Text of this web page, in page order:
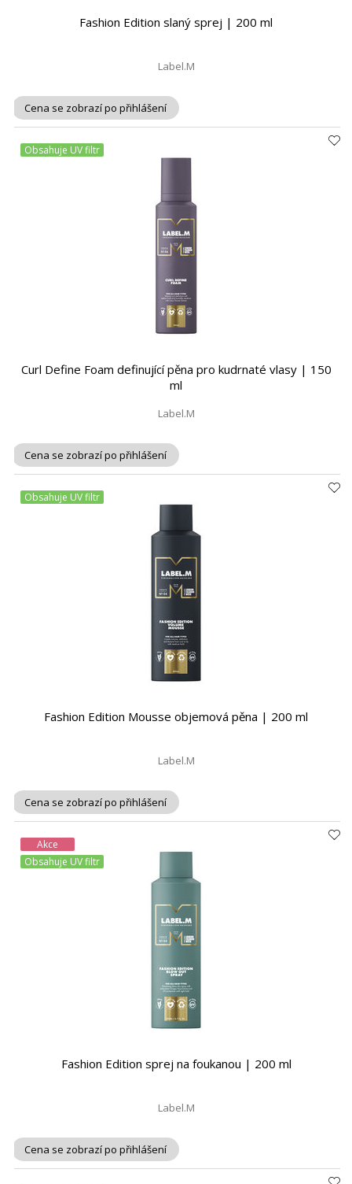
Fashion Edition slaný sprej | 200 ml
Label.M
Cena se zobrazí po přihlášení
Obsahuje UV filtr
Curl Define Foam definující pěna pro kudrnaté vlasy | 150
ml
Label.M
Cena se zobrazí po přihlášení
Obsahuje UV filtr
Fashion Edition Mousse objemová pěna | 200 ml
Label.M
Cena se zobrazí po přihlášení
Akce
Obsahuje UV filtr
Fashion Edition sprej na foukanou | 200 ml
Label.M
Cena se zobrazí po přihlášení